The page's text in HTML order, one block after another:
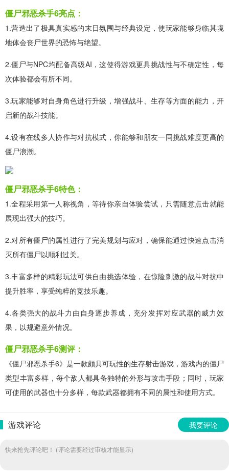
僵尸邪恶杀手6亮点：
1.营造出了极具真实感的末日氛围与经典设定，使玩家能够身临其境
地体会丧尸世界的恐怖与绝望。
2.僵尸与NPC均配备高级AI，这使得游戏更具挑战性与不确定性，每
次体验都会有所不同。
3.玩家能够对自身角色进行升级，增强战斗、生存等方面的能力，开
启新的战斗技能。
4.设有在线多人协作与对抗模式，你能够和朋友一同挑战难度更高的
僵尸浪潮。
僵尸邪恶杀手6特色：
1.全程采用第一人称视角，等待你亲自体验尝试，只需随意点击就能
展现出强大的技巧。
2.对所有僵尸的属性进行了完美规划与应对，确保能通过快速点击消
灭所有僵尸以顺利过关。
3.丰富多样的精彩玩法可供自由挑选体验，在惊险刺激的战斗对抗中
提升胜率，享受纯粹的竞技乐趣。
4.各类强大的战斗力由自身逐步养成，充分发挥对应武器的威力效
果，以规避意外情况。
僵尸邪恶杀手6测评：
《僵尸邪恶杀手6》是一款颇具可玩性的生存射击游戏，游戏内的僵尸
类型丰富多样，每个敌人都具备独特的外形与攻击手段；同时，玩家
可使用的武器也十分多样，每款武器都拥有不同的属性和使用方式。
游戏评论 我要评论
快来抢先评论吧！ (评论需要经过审核才能显示)